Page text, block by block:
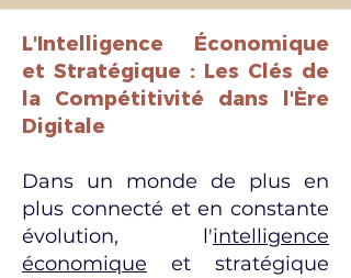
L'Intelligence Économique
et Stratégique : Les Clés de
la Compétitivité dans l'Ère
Digitale
Dans un monde de plus en
plus connecté et en constante
évolution, l'intelligence
économique et stratégique